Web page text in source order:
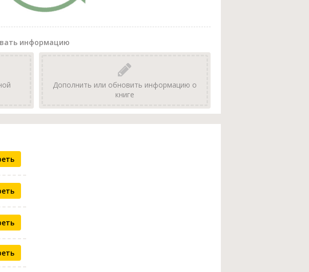
информацию
Дополнить или обновить информацию о
книге